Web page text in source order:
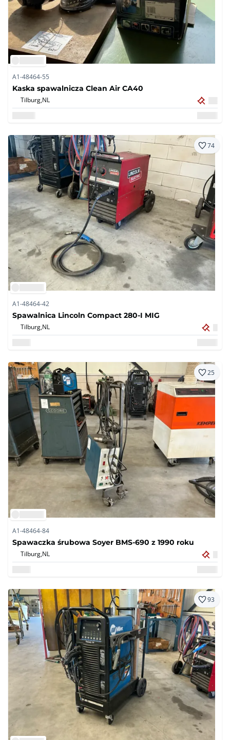
A1-48464-55
Kaska spawalnicza Clean Air CA40
Tilburg,NL
74
A1-48464-42
Spawalnica Lincoln Compact 280-I MIG
Tilburg,NL
25
A1-48464-84
Spawaczka śrubowa Soyer BMS-690 z 1990 roku
Tilburg,NL
93